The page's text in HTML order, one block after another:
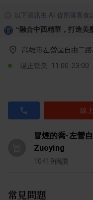
以下資訊由 AI 從部落客食
“融合中西精華，打造美
高雄市左營區自由二
現正營業: 11:00-23:00
線
冒煙的喬-左營
Zuoying
10419個讚
常見問題